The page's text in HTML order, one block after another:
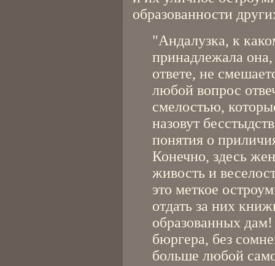
образованности
"Андалузка, к
принадлежала она,
ответе, не
любой вопрос
смелостью,
назовут
понятия о
Конечно, здесь
живость и
это меткое
отдать за них
образованных
бюргера, без
больше любой